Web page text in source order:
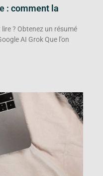
: comment la
? Obtenez un résumé
AI Grok Que l’on